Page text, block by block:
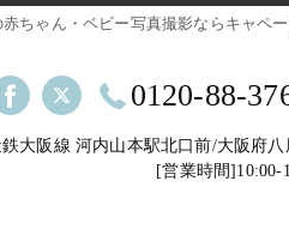
赤ちゃん・ベビー写真撮影ならキャペ
0120-88-
大阪線 河内山本駅北口前/大阪府
[営業時間]10:00-